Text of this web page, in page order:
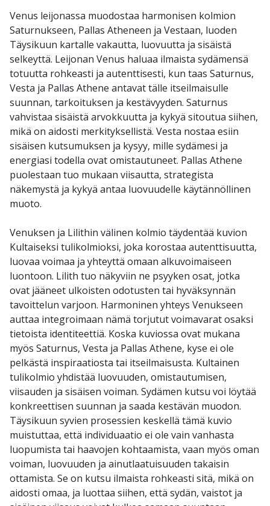
Venus leijonassa muodostaa harmonisen kolmion
Saturnukseen, Pallas Atheneen ja Vestaan, luoden
Täysikuun kartalle vakautta, luovuutta ja sisäistä
selkeyttä. Leijonan Venus haluaa ilmaista sydämensä
totuutta rohkeasti ja autenttisesti, kun taas Saturnus,
Vesta ja Pallas Athene antavat tälle itseilmaisulle
suunnan, tarkoituksen ja kestävyyden. Saturnus
vahvistaa sisäistä arvokkuutta ja kykyä sitoutua siihen,
mikä on aidosti merkityksellistä. Vesta nostaa esiin
sisäisen kutsumuksen ja kysyy, mille sydämesi ja
energiasi todella ovat omistautuneet. Pallas Athene
puolestaan tuo mukaan viisautta, strategista
näkemystä ja kykyä antaa luovuudelle käytännöllinen
muoto.
Venuksen ja Lilithin välinen kolmio täydentää kuvion
Kultaiseksi tulikolmioksi, joka korostaa autenttisuutta,
luovaa voimaa ja yhteyttä omaan alkuvoimaiseen
luontoon. Lilith tuo näkyviin ne psyyken osat, jotka
ovat jääneet ulkoisten odotusten tai hyväksynnän
tavoittelun varjoon. Harmoninen yhteys Venukseen
auttaa integroimaan nämä torjutut voimavarat osaksi
tietoista identiteettiä. Koska kuviossa ovat mukana
myös Saturnus, Vesta ja Pallas Athene, kyse ei ole
pelkästä inspiraatiosta tai itseilmaisusta. Kultainen
tulikolmio yhdistää luovuuden, omistautumisen,
viisauden ja sisäisen voiman. Sydämen kutsu voi löytää
konkreettisen suunnan ja saada kestävän muodon.
Täysikuun syvien prosessien keskellä tämä kuvio
muistuttaa, että individuaatio ei ole vain vanhasta
luopumista tai haavojen kohtaamista, vaan myös oman
voiman, luovuuden ja ainutlaatuisuuden takaisin
ottamista. Se on kutsu ilmaista rohkeasti sitä, mikä on
aidosti omaa, ja luottaa siihen, että sydän, vaistot ja